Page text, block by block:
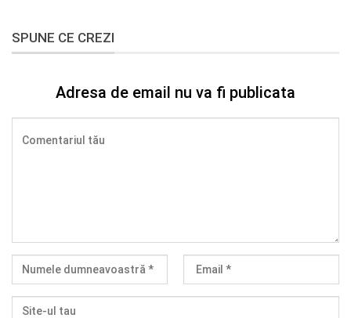
SPUNE CE CREZI
Adresa de email nu va fi publicata